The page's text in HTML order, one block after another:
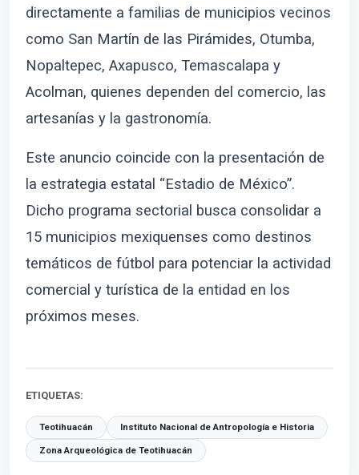
directamente a familias de municipios vecinos
como San Martín de las Pirámides, Otumba,
Nopaltepec, Axapusco, Temascalapa y
Acolman, quienes dependen del comercio, las
artesanías y la gastronomía.
Este anuncio coincide con la presentación de
la estrategia estatal “Estadio de México”.
Dicho programa sectorial busca consolidar a
15 municipios mexiquenses como destinos
temáticos de fútbol para potenciar la actividad
comercial y turística de la entidad en los
próximos meses.
ETIQUETAS:
Teotihuacán Instituto Nacional de Antropología e Historia
Zona Arqueológica de Teotihuacán